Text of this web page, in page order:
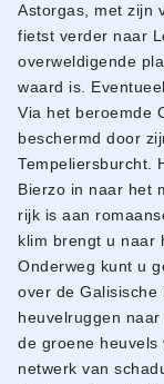
Astorgas, met zijn
fietst verder naar
overweldigende
waard is.
Via het beroemde
beschermd door
Tempeliersburcht.
Bierzo in naar het
rijk is aan
klim brengt u naar
Onderweg kunt u
over de
heuvelruggen
de groene heuvels
netwerk van